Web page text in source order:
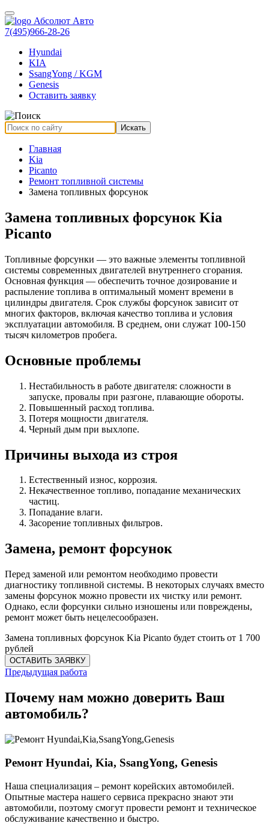
7(495)966-28-26
Hyundai
KIA
SsangYong / KGM
Genesis
Оставить заявку
Искать
Главная
Kia
Picanto
Ремонт топливной системы
Замена топливных форсунок
Замена топливных форсунок Kia
Picanto
Топливные форсунки — это важные элементы топливной
системы современных двигателей внутреннего сгорания.
Основная функция — обеспечить точное дозирование и
распыление топлива в оптимальный момент времени в
цилиндры двигателя. Срок службы форсунок зависит от
многих факторов, включая качество топлива и условия
эксплуатации автомобиля. В среднем, они служат 100-150
тысяч километров пробега.
Основные проблемы
Нестабильность в работе двигателя: сложности в
запуске, провалы при разгоне, плавающие обороты.
Повышенный расход топлива.
Потеря мощности двигателя.
Черный дым при выхлопе.
Причины выхода из строя
Естественный износ, коррозия.
Некачественное топливо, попадание механических
частиц.
Попадание влаги.
Засорение топливных фильтров.
Замена, ремонт форсунок
Перед заменой или ремонтом необходимо провести
диагностику топливной системы. В некоторых случаях вместо
замены форсунок можно провести их чистку или ремонт.
Однако, если форсунки сильно изношены или повреждены,
ремонт может быть нецелесообразен.
Замена топливных форсунок Kia Picanto будет стоить от 1 700
рублей
Предыдущая работа
Почему нам можно доверить Ваш
автомобиль?
Ремонт Hyundai, Kia, SsangYong, Genesis
Наша специализация – ремонт корейских автомобилей.
Опытные мастера нашего сервиса прекрасно знают эти
автомобили, поэтому смогут провести ремонт и техническое
обслуживание качественно и быстро.